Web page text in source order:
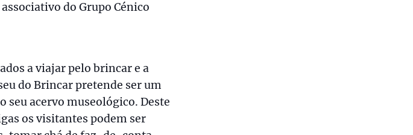
do Grupo Cénico
a viajar pelo brincar e a
do Brincar pretende ser um
seu acervo museológico. Deste
os visitantes podem ser